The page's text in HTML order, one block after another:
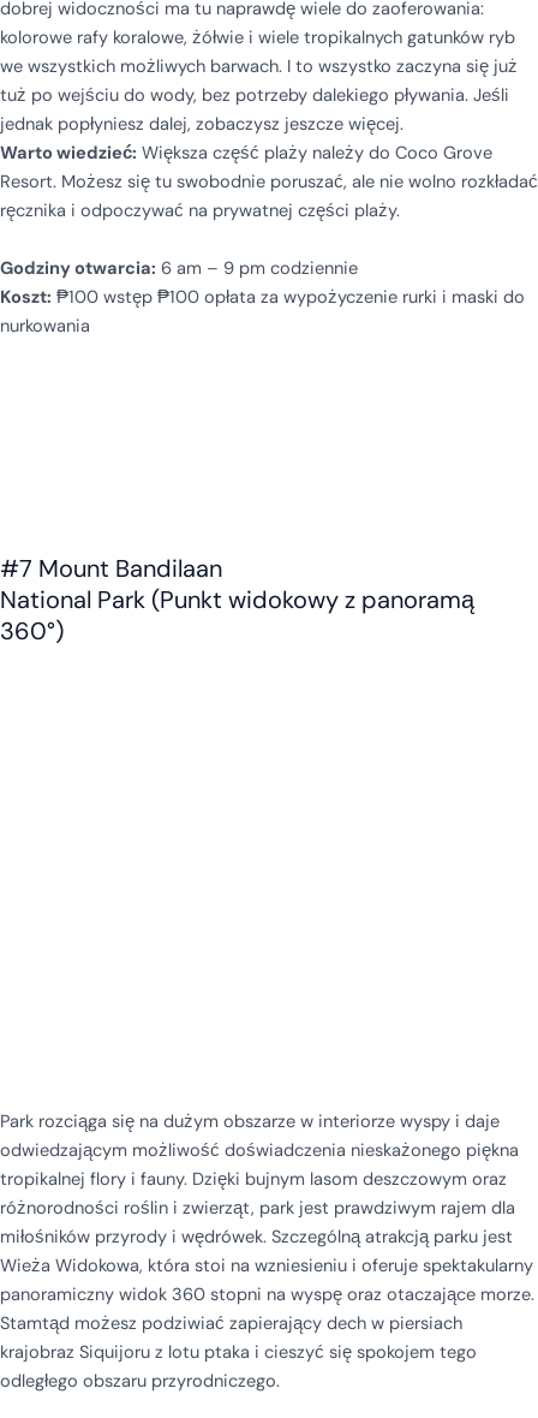
dobrej widoczności ma tu naprawdę wiele do zaoferowania:
kolorowe rafy koralowe, żółwie i wiele tropikalnych gatunków ryb
we wszystkich możliwych barwach. I to wszystko zaczyna się już
tuż po wejściu do wody, bez potrzeby dalekiego pływania. Jeśli
jednak popłyniesz dalej, zobaczysz jeszcze więcej.
Warto wiedzieć: Większa część plaży należy do Coco Grove
Resort. Możesz się tu swobodnie poruszać, ale nie wolno rozkładać
ręcznika i odpoczywać na prywatnej części plaży.
Godziny otwarcia: 6 am – 9 pm codziennie
Koszt: ₱100 wstęp ₱100 opłata za wypożyczenie rurki i maski do
nurkowania
#7 Mount Bandilaan
National Park (Punkt widokowy z panoramą
360°)
Park rozciąga się na dużym obszarze w interiorze wyspy i daje
odwiedzającym możliwość doświadczenia nieskażonego piękna
tropikalnej flory i fauny. Dzięki bujnym lasom deszczowym oraz
różnorodności roślin i zwierząt, park jest prawdziwym rajem dla
miłośników przyrody i wędrówek. Szczególną atrakcją parku jest
Wieża Widokowa, która stoi na wzniesieniu i oferuje spektakularny
panoramiczny widok 360 stopni na wyspę oraz otaczające morze.
Stamtąd możesz podziwiać zapierający dech w piersiach
krajobraz Siquijoru z lotu ptaka i cieszyć się spokojem tego
odległego obszaru przyrodniczego.